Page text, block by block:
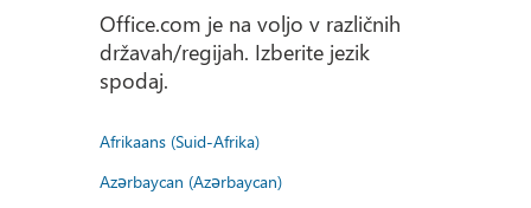
Office.com je na voljo v različnih
državah/regijah. Izberite jezik
spodaj.
Afrikaans (Suid-Afrika)
Azərbaycan (Azərbaycan)